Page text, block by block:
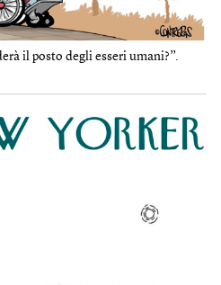
il posto degli esseri umani?”.